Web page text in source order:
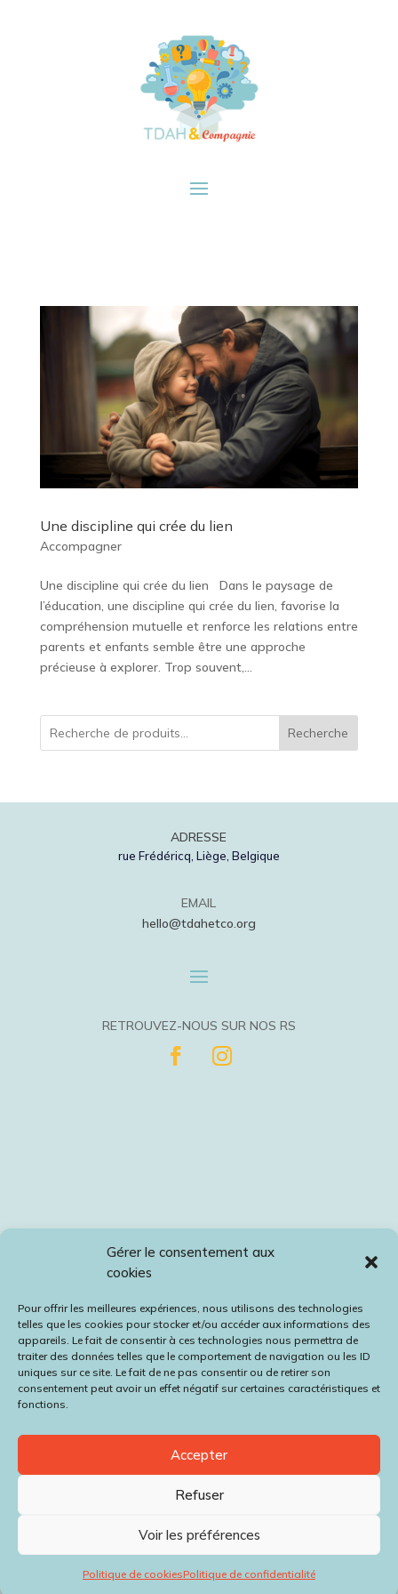
Gérer le consentement aux
cookies
Pour offrir les meilleures expériences, nous utilisons des technologies
telles que les cookies pour stocker et/ou accéder aux informations des
appareils. Le fait de consentir à ces technologies nous permettra de
traiter des données telles que le comportement de navigation ou les ID
uniques sur ce site. Le fait de ne pas consentir ou de retirer son
consentement peut avoir un effet négatif sur certaines caractéristiques et
fonctions.
Accepter
Refuser
Voir les préférences
Politique de cookiesPolitique de confidentialité
Une discipline qui crée du lien
Accompagner
Une discipline qui crée du lien Dans le paysage de
l’éducation, une discipline qui crée du lien, favorise la
compréhension mutuelle et renforce les relations entre
parents et enfants semble être une approche
précieuse à explorer. Trop souvent,...
Recherche
ADRESSE
rue Frédéricq, Liège, Belgique
EMAIL
hello@tdahetco.org
RETROUVEZ-NOUS SUR NOS RS